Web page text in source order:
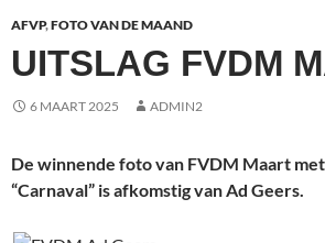
AFVP,FOTO VAN DE MAAND
UITSLAG FVDM
6 MAART 2025 ADMIN2
De winnende foto van FVDM Maart
“Carnaval” is afkomstig van Ad Geers.